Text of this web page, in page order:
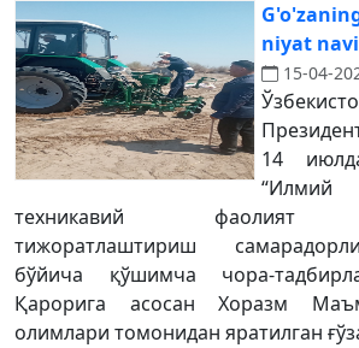
niyat
15-04-
14
техникавий фаолият
тижоратлаштириш
бўйича қўшимча чора-
Қарорига асосан Хоразм
олимлари томонидан яратилган